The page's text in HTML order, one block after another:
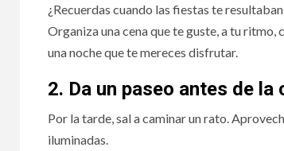
¿Recuerdas cuando las fiestas te
Organiza una cena que te guste, a tu ritmo,
una noche que te mereces disfrutar.
2. Da un paseo antes de la
Por la tarde, sal a caminar un rato.
iluminadas.